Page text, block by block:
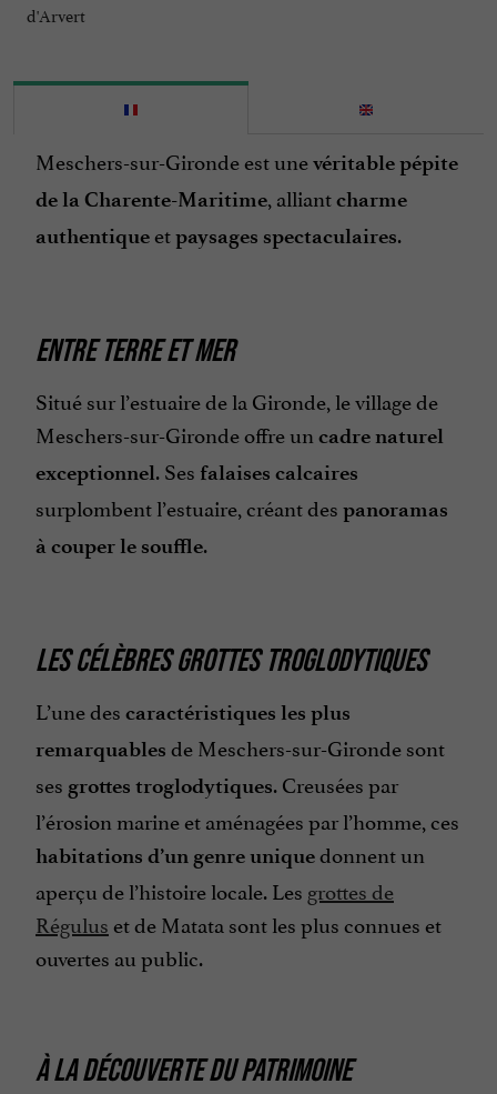
d'Arvert
Meschers-sur-Gironde est unevéritable pépite
de la Charente-Maritime, alliantcharme
authentique etpaysages spectaculaires.
ENTRE TERRE ET MER
Situé sur l’estuaire de la Gironde, le village de
Meschers-sur-Gironde offre un cadre naturel
exceptionnel. Ses falaises calcaires
surplombent l’estuaire, créant des panoramas
à couper le souffle.
LES CÉLÈBRES GROTTES TROGLODYTIQUES
L’une des caractéristiques les plus
remarquables de Meschers-sur-Gironde sont
ses grottes troglodytiques. Creusées par
l’érosion marine et aménagées par l’homme, ces
habitations d’un genre uniquedonnent un
aperçu de l’histoire locale. Les grottes de
Régulus et de Matata sont les plus connues et
ouvertes au public.
À LA DÉCOUVERTE DU PATRIMOINE